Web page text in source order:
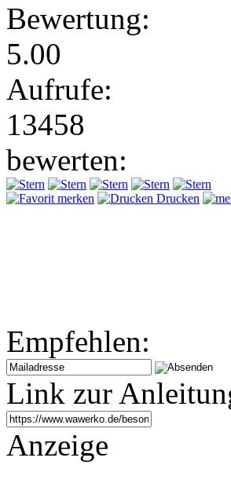
Bewertung:
5.00
Aufrufe:
13458
bewerten:
merken Drucken
Empfehlen:
Link zur
Anzeige